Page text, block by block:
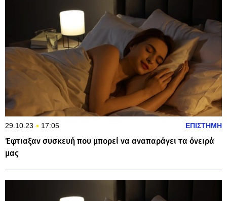
29.10.23 17:05 ΕΠΙΣΤΗΜΗ
Έφτιαξαν συσκευή που μπορεί να αναπαράγει τα όνειρά
μας